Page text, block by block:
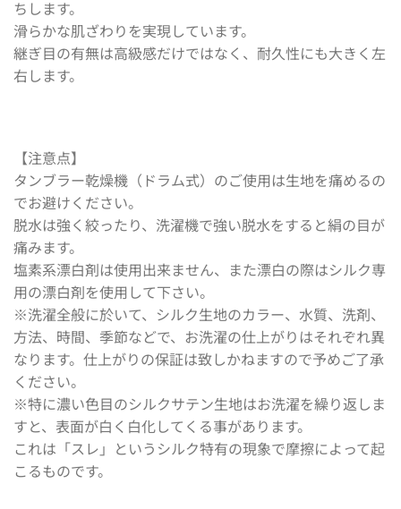
ちします。
滑らかな肌ざわりを実現しています。
継ぎ目の有無は高級感だけではなく、耐久性にも大きく左
右します。
【注意点】
タンブラー乾燥機（ドラム式）のご使用は生地を痛めるの
でお避けください。
脱水は強く絞ったり、洗濯機で強い脱水をすると絹の目が
痛みます。
塩素系漂白剤は使用出来ません、また漂白の際はシルク専
用の漂白剤を使用して下さい。
※洗濯全般に於いて、シルク生地のカラー、水質、洗剤、
方法、時間、季節などで、お洗濯の仕上がりはそれぞれ異
なります。仕上がりの保証は致しかねますので予めご了承
ください。
※特に濃い色目のシルクサテン生地はお洗濯を繰り返しま
すと、表面が白く白化してくる事があります。
これは「スレ」というシルク特有の現象で摩擦によって起
こるものです。